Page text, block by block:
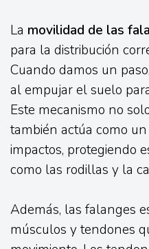
La movilidad de las
para la distribución
Cuando damos un
al empujar el suelo
Este mecanismo no
también actúa como
impactos, protegiendo
como las rodillas y la
Además, las falanges
músculos y tendones